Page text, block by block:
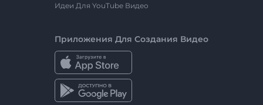
Идеи Для YouTube Видео
Приложения Для Создания Видео